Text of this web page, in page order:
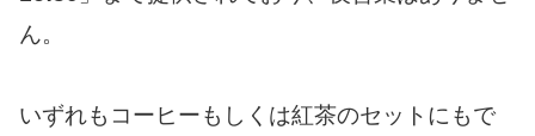
ん。
いずれもコーヒーもしくは紅茶のセットにもで